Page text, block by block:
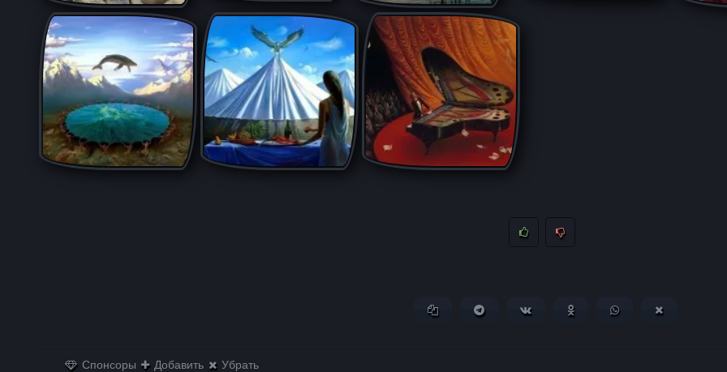
Копировать ссылкуПоделиться в Telegram
Поделиться ВКонтакте
Поделиться вПоделиться в
Спонсоры Добавить Убрать